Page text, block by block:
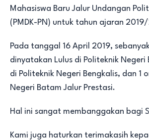
Mahasiswa Baru Jalur Undangan
(PMDK-PN) untuk tahun ajaran
Pada tanggal 16 April 2019,
dinyatakan Lulus di Politeknik Negeri
di Politeknik Negeri Bengkalis, dan 1
Negeri Batam Jalur Prestasi.
Hal ini sangat membanggakan bagi
Kami juga haturkan terimakasih